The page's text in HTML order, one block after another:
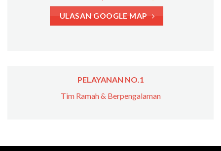
ULASAN GOOGLE MAP
PELAYANAN NO.1
Tim Ramah & Berpengalaman